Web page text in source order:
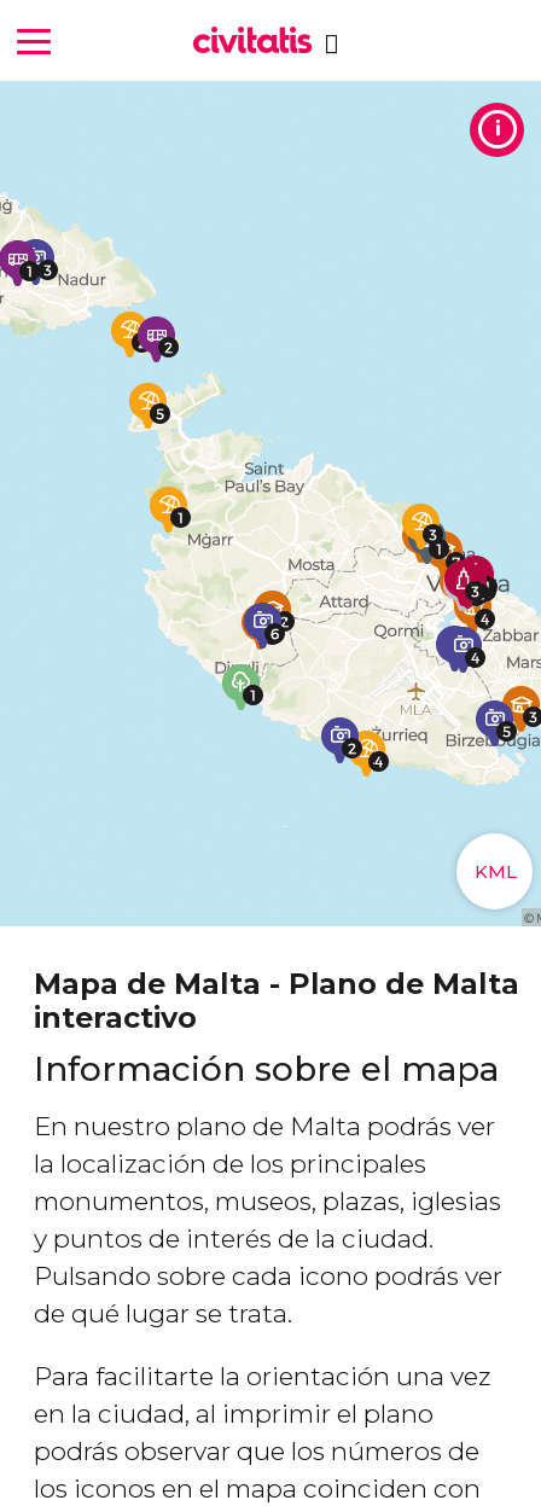
Mapa de Malta - Plano de Malta
interactivo
Información sobre el mapa
En nuestro plano de Malta podrás ver
la localización de los principales
monumentos, museos, plazas, iglesias
y puntos de interés de la ciudad.
Pulsando sobre cada icono podrás ver
de qué lugar se trata.
Para facilitarte la orientación una vez
en la ciudad, al imprimir el plano
podrás observar que los números de
los iconos en el mapa coinciden con